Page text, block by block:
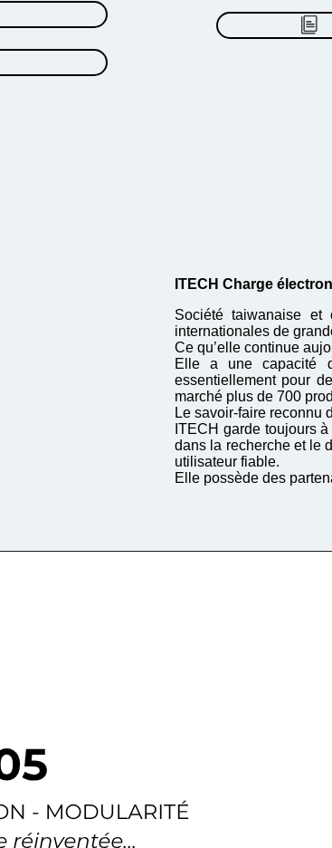
ITECH Charge
Société taiwanaise et
internationales de
Ce qu’elle continue
Elle a une capacité
essentiellement pour
marché plus de 700
Le savoir-faire reconnu
ITECH garde toujours
dans la recherche et le
utilisateur fiable.
Elle possède des